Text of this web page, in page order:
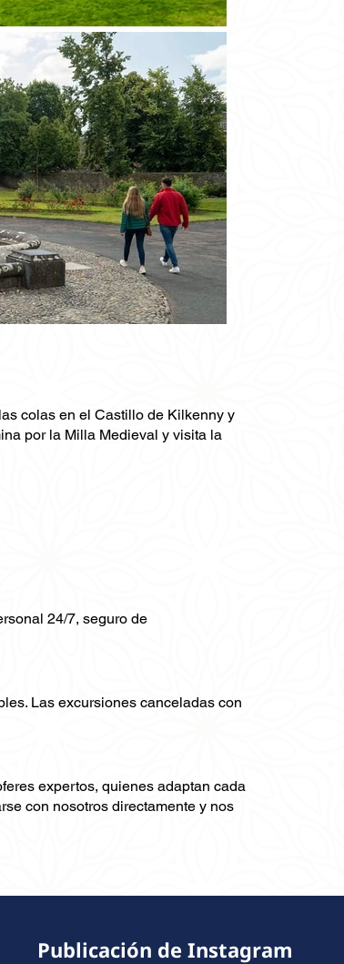
colas en el Castillo de Kilkenny y
por la Milla Medieval y visita la
24/7, seguro de
Las excursiones canceladas con
expertos, quienes adaptan cada
con nosotros directamente y nos
Publicación de Instagram